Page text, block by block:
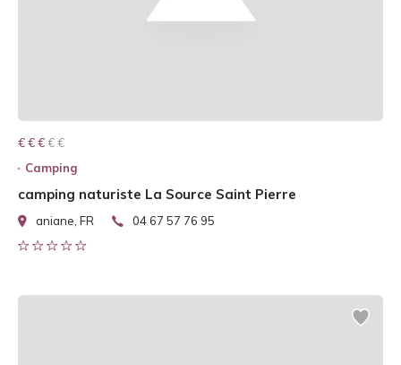
€ € € € €
€ € €
Camping
camping naturiste La Source Saint Pierre
aniane, FR 04 67 57 76 95